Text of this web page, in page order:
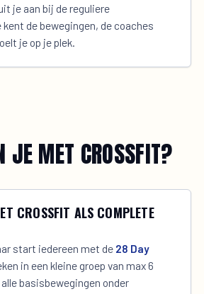
je aan bij de reguliere
kent de bewegingen, de coaches
je op je plek.
JE MET CROSSFIT?
CROSSFIT ALS COMPLETE
start iedereen met de 28 Day
in een kleine groep van max 6
basisbewegingen onder